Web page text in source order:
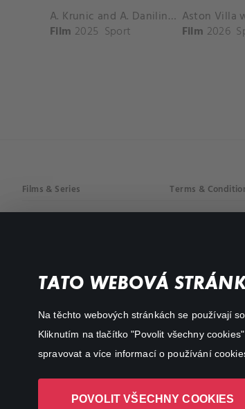
TATO WEBOVÁ
Na těchto webových stránkách se používají
Kliknutím na tlačítko "Povolit všechny
spravovat a více informací o používání
POVOLIT VŠECHNY COOKIES
A. Krunic and A. Danilina vs. P. Hon and K. Muchova Match Highlights - BEIJING_Capital Group Diamond ( October 02, 2025)
Film 2025 Sport
Film 2026
Films & Series
Action
Terms &